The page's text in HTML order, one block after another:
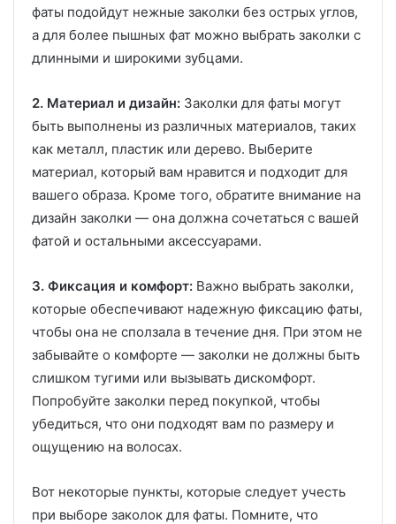
фаты подойдут нежные заколки без острых углов,
а для более пышных фат можно выбрать заколки с
длинными и широкими зубцами.
2. Материал и дизайн: Заколки для фаты могут
быть выполнены из различных материалов, таких
как металл, пластик или дерево. Выберите
материал, который вам нравится и подходит для
вашего образа. Кроме того, обратите внимание на
дизайн заколки — она должна сочетаться с вашей
фатой и остальными аксессуарами.
3. Фиксация и комфорт: Важно выбрать заколки,
которые обеспечивают надежную фиксацию фаты,
чтобы она не сползала в течение дня. При этом не
забывайте о комфорте — заколки не должны быть
слишком тугими или вызывать дискомфорт.
Попробуйте заколки перед покупкой, чтобы
убедиться, что они подходят вам по размеру и
ощущению на волосах.
Вот некоторые пункты, которые следует учесть
при выборе заколок для фаты. Помните, что